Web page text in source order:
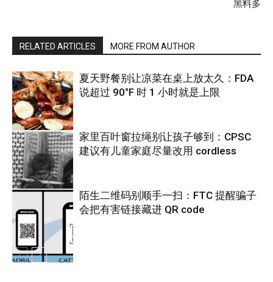
黑料多
RELATED ARTICLES MORE FROM AUTHOR
热点
夏天野餐别让凉菜在桌上放太久：FDA
说超过 90°F 时 1 小时就是上限
热点
家里百叶窗拉绳别让孩子够到：CPSC
建议有儿童家庭尽量改用 cordless
陌生二维码别顺手一扫：FTC 提醒骗子
会把有害链接藏进 QR code